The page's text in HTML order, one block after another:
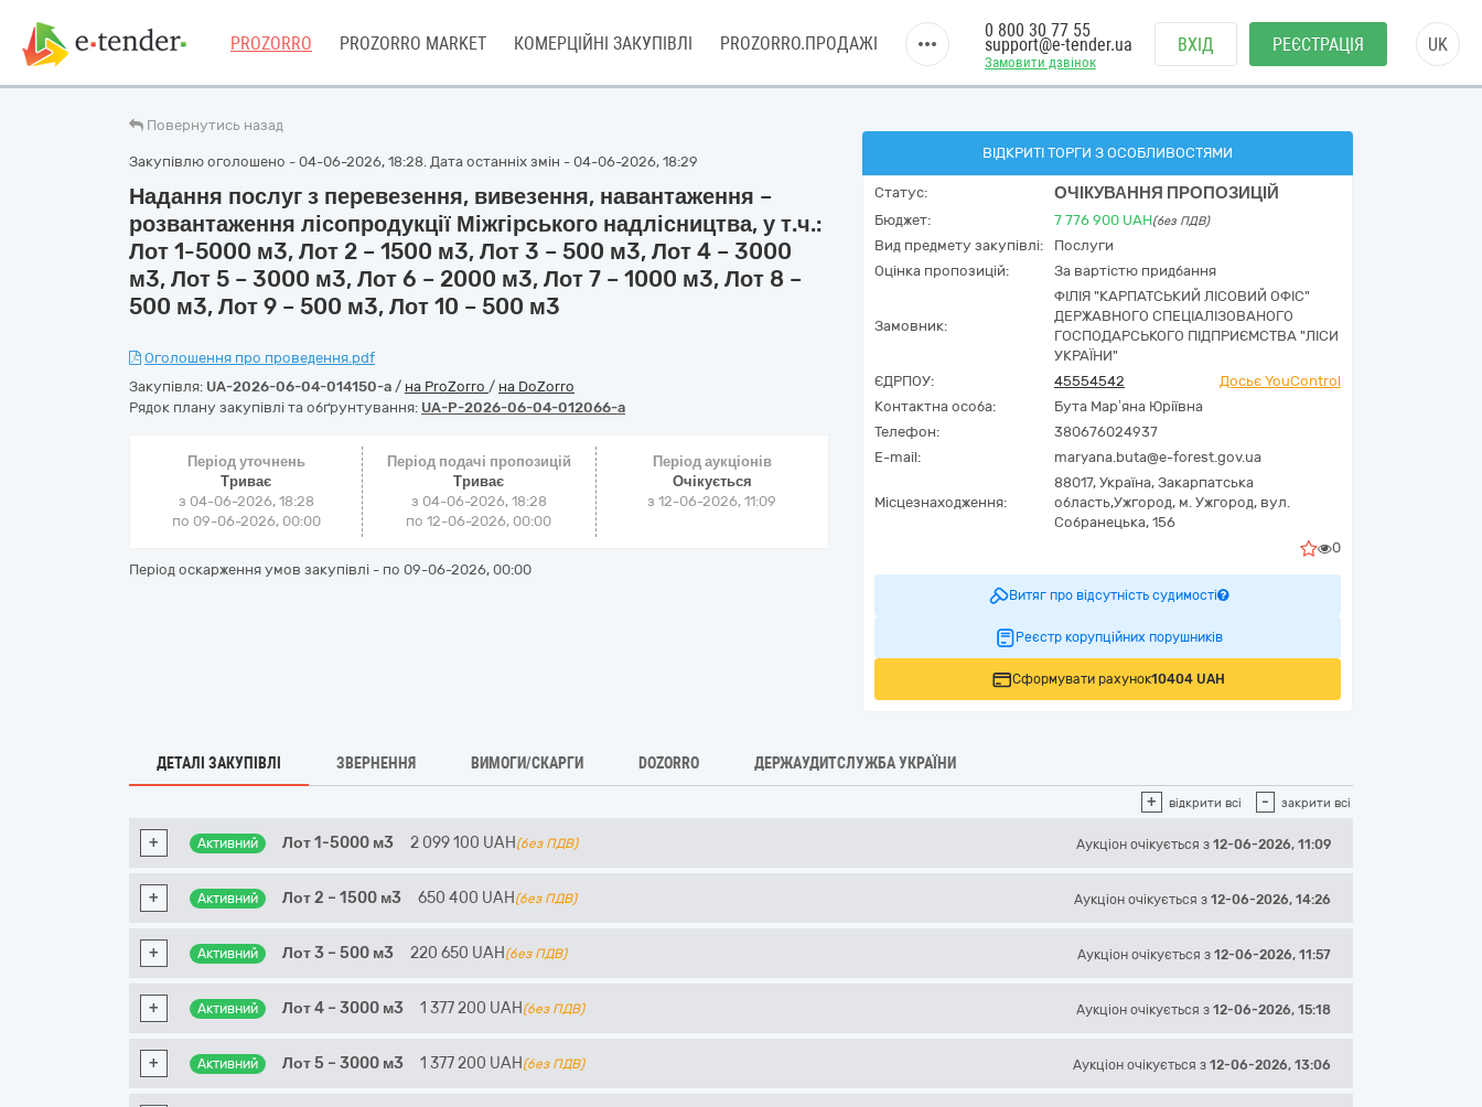
PROZORRO PROZORRO MARKET КОМЕРЦІЙНІ ЗАКУПІВЛІ PROZORRO.ПРОДАЖІ
Замовити дзвінок
0 800 30 77 55
support@e-tender.ua ВХІД РЕЄСТРАЦІЯ UK
Повернутись назад
Закупівлю оголошено - 04-06-2026, 18:28. Дата останніх змін - 04-06-2026, 18:29
Надання послуг з перевезення, вивезення, навантаження –
розвантаження лісопродукції Міжгірського надлісництва, у т.ч.:
Лот 1-5000 м3, Лот 2 – 1500 м3, Лот 3 – 500 м3, Лот 4 – 3000
м3, Лот 5 – 3000 м3, Лот 6 – 2000 м3, Лот 7 – 1000 м3, Лот 8 –
500 м3, Лот 9 – 500 м3, Лот 10 – 500 м3
Оголошення про проведення.pdf
Закупівля: UA-2026-06-04-014150-a / на ProZorro / на DoZorro
Рядок плану закупівлі та обґрунтування: UA-P-2026-06-04-012066-a
Період уточнень
Триває
з 04-06-2026, 18:28
по 09-06-2026, 00:00
Період подачі пропозицій
Триває
з 04-06-2026, 18:28
по 12-06-2026, 00:00
Період аукціонів
Очікується
з12-06-2026, 11:09
Період оскарження умов закупівлі - по 09-06-2026, 00:00
ВІДКРИТІ ТОРГИ З ОСОБЛИВОСТЯМИ
Статус: ОЧІКУВАННЯ ПРОПОЗИЦІЙ
Бюджет: 7 776 900 UAH(без ПДВ)
Вид предмету закупівлі:
Послуги
Оцінка пропозицій:
За вартістю придбання
Замовник:
ФІЛІЯ "КАРПАТСЬКИЙ ЛІСОВИЙ ОФІС"
ДЕРЖАВНОГО СПЕЦІАЛІЗОВАНОГО
ГОСПОДАРСЬКОГО ПІДПРИЄМСТВА "ЛІСИ
УКРАЇНИ"
ЄДРПОУ:
45554542
Досьє YouControl
Контактна особа:
Бута Мар’яна Юріївна
Телефон:
380676024937
E-mail:
maryana.buta@e-forest.gov.ua
Місцезнаходження:
88017, Україна, Закарпатська
область,Ужгород, м. Ужгород, вул.
Собранецька, 156
0
Витяг про відсутність судимості
Реєстр корупційних порушників
Сформувати рахунок10404 UAH
ДЕТАЛІ ЗАКУПІВЛІ ЗВЕРНЕННЯ ВИМОГИ/СКАРГИ DOZORRO ДЕРЖАУДИТСЛУЖБА УКРАЇНИ
+ відкрити всі - закрити всі
+ Активний Лот 1-5000 м3 2 099 100 UAH (без ПДВ) Аукціон очікується з 12-06-2026, 11:09
+ Активний Лот 2 – 1500 м3 650 400 UAH (без ПДВ) Аукціон очікується з 12-06-2026, 14:26
+ Активний Лот 3 – 500 м3 220 650 UAH (без ПДВ) Аукціон очікується з 12-06-2026, 11:57
+ Активний Лот 4 – 3000 м3 1 377 200 UAH (без ПДВ) Аукціон очікується з 12-06-2026, 15:18
+ Активний Лот 5 – 3000 м3 1 377 200 UAH (без ПДВ) Аукціон очікується з 12-06-2026, 13:06